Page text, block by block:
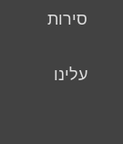
סירות
עלינו